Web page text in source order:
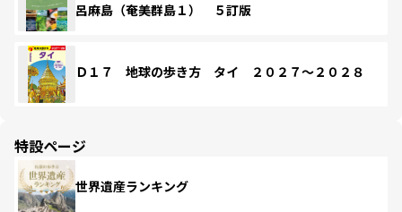
呂麻島（奄美群島１） ５訂版
Ｄ１７ 地球の歩き方 タイ ２０２７～２０２８
特設ページ
世界遺産ランキング